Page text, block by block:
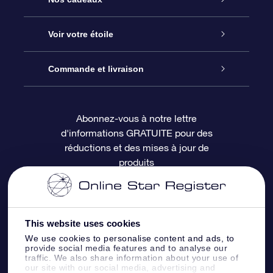
This website uses cookies
We use cookies to personalise content and ads, to
provide social media features and to analyse our
traffic. We also share information about your use of
our site with our social media, advertising and
À propos de l’OSR
Nous contacter
Questions fréquemment posées
Revues
Cadeau d’étoile en ligne
Coffret cadeau OSR
Carte cadeau OSR
Voir votre étoile
Registre des étoiles
Page d’accueil personnalisée
Appli Voler vers les étoiles
Commande et livraison
Informations de paiement
Informations d’expédition
Politique de retour
Constellations
Abonnez-vous à notre lettre
d'informations GRATUITE pour des
réductions et des mises à jour de
produits